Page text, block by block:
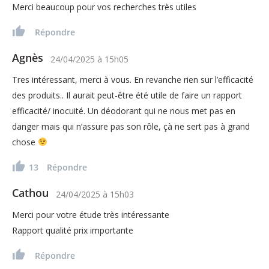
Merci beaucoup pour vos recherches très utiles
Répondre
Agnès 24/04/2025 à 15h05
Tres intéressant, merci à vous. En revanche rien sur l’efficacité
des produits.. Il aurait peut-être été utile de faire un rapport
efficacité/ inocuité. Un déodorant qui ne nous met pas en
danger mais qui n’assure pas son rôle, çà ne sert pas à grand
chose
13 Répondre
Cathou 24/04/2025 à 15h03
Merci pour votre étude très intéressante
Rapport qualité prix importante
Répondre